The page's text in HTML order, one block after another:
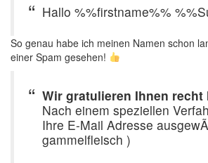
Hallo %%firstname%%
So genau habe ich meinen Namen schon
einer Spam gesehen!
Wir gratulieren Ihnen recht
Nach einem speziellen
Ihre E-Mail Adresse
gammelfleisch )